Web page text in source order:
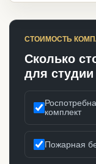
СТОИМОСТЬ
Сколько
для
комплект
Пожарная